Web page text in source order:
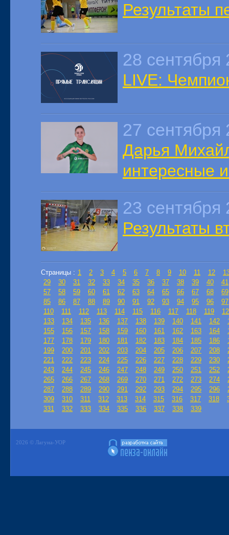
Результаты
28 сентября
LIVE:
27 сентября
Дарья
интересные
23 сентября
Результаты
Страницы : 1 2 3 4 5 6 7 8 9 10 11 12
29
30 31 32 33 34 35 36 37 38 39 40
41
57
58 59 60 61 62 63 64 65 66 67 68
69
85
86 87 88 89 90 91 92 93 94 95 96
97
110
111 112 113 114 115 116 117 118 119
133
134 135 136 137 138 139 140 141 142
155
156 157 158 159 160 161 162 163 164
177
178 179 180 181 182 183 184 185 186
199
200 201 202 203 204 205 206 207 208
221
222 223 224 225 226 227 228 229 230
243
244 245 246 247 248 249 250 251 252
265
266 267 268 269 270 271 272 273 274
287
288 289 290 291 292 293 294 295 296
309
310 311 312 313 314 315 316 317 318
331
332 333 334 335 336 337 338 339
2026 © Лагуна-УОР